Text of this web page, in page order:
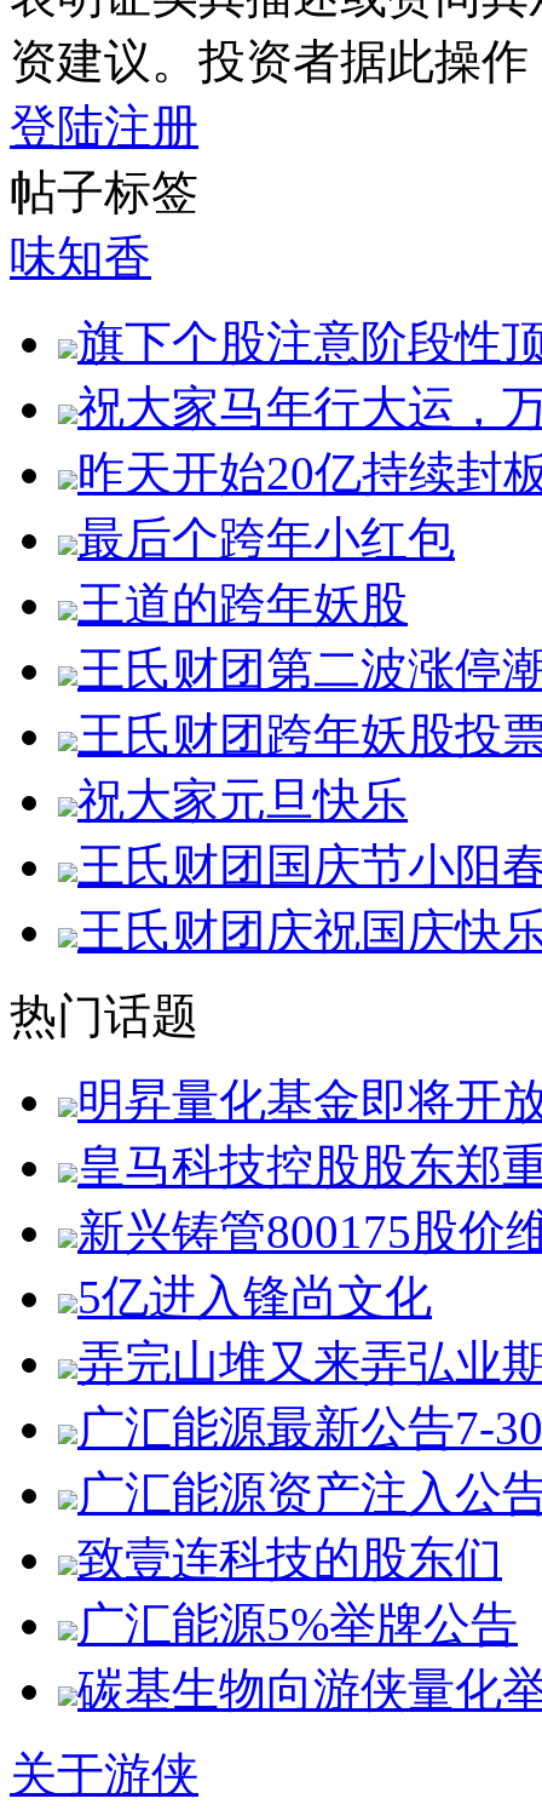
资建议。投资者据此操
登陆注册
帖子标签
味知香
旗下个股注意阶段性
祝大家马年行大运，
昨天开始20亿持续封
最后个跨年小红包
王道的跨年妖股
王氏财团第二波涨停
王氏财团跨年妖股投
祝大家元旦快乐
王氏财团国庆节小阳
王氏财团庆祝国庆快
热门话题
明昇量化基金即将开
皇马科技控股股东郑
新兴铸管800175股价
5亿进入锋尚文化
弄完山堆又来弄弘业
广汇能源最新公告7-30
广汇能源资产注入公
致壹连科技的股东们
广汇能源5%举牌公告
碳基生物向游侠量化
关于游侠